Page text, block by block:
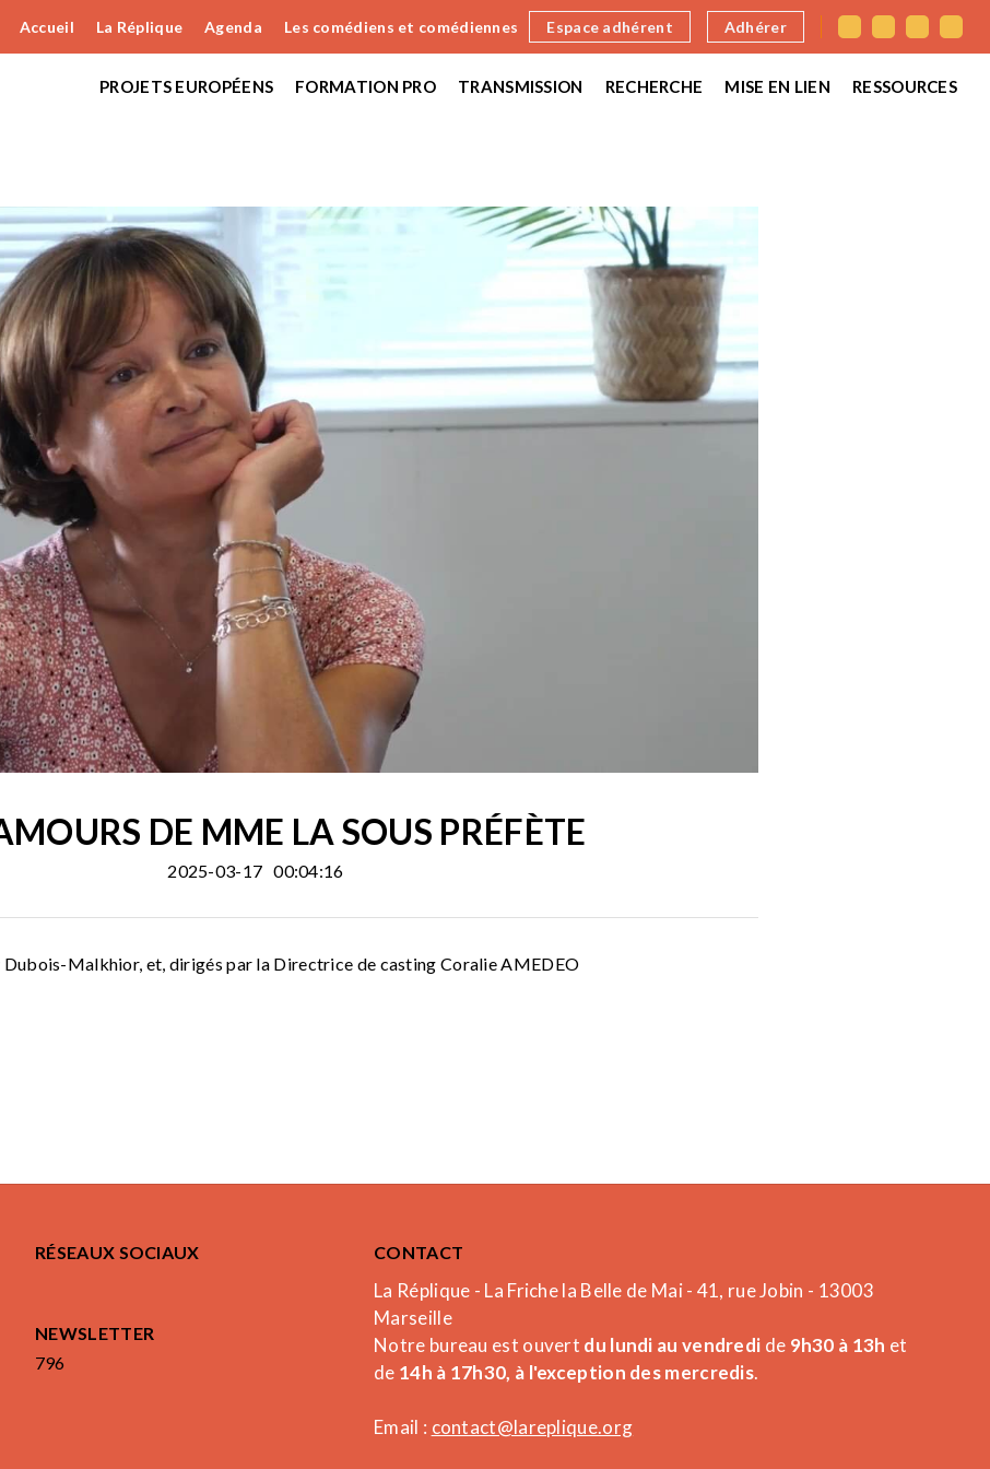
Accueil La Réplique Agenda Les comédiens et comédiennes Espace adhérent Adhérer
PROJETS EUROPÉENS FORMATION PRO TRANSMISSION RECHERCHE MISE EN LIEN RESSOURCES
DE MME LA SOUS PRÉFÈTE
2025-03-17 00:04:16
Dubois-Malkhior, et, dirigés par la Directrice de casting Coralie AMEDEO
RÉSEAUX SOCIAUX
NEWSLETTER
796
CONTACT
La Réplique - La Friche la Belle de Mai - 41, rue Jobin - 13003
Marseille
Notre bureau est ouvert du lundi au vendredi de 9h30 à 13h et
de 14h à 17h30, à l'exception des mercredis.
Email : contact@lareplique.org